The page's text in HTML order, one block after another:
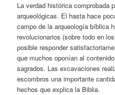
La verdad histórica comprobada
arqueológicas. El hasta hace
campo de la arqueología bíblica
revolucionarios (sobre todo en
posible responder
que muchos oponían al
sagrados. Las excavaciones
escombros una importante
hechos que explica la Biblia.